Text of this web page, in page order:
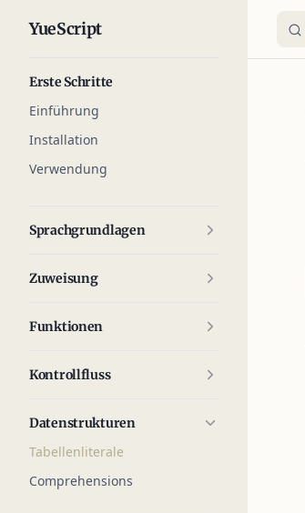
Skip to content
YueScript
Erste Schritte
Einführung
Installation
Verwendung
Sprachgrundlagen
Zuweisung
Funktionen
Kontrollfluss
Datenstrukturen
Tabellenliterale
Comprehensions